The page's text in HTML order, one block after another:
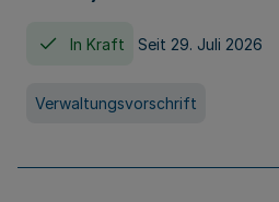
In Kraft Seit 29. Juli 2026
Verwaltungsvorschrift